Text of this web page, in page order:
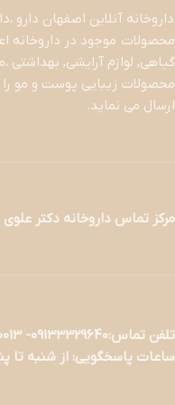
داروخانه آنلاین اصفهان دارو
محصولات موجود در داروخانه
گیاهی, لوازم آرایشی,
محصولات زیبایی پوست و مو
ارسال می نماید.
مرکز تماس داروخانه دکتر علوی
تلفن تماس:09133329640- 03137390013
ساعات پاسخگویی: از شنبه تا پنجشنبه 9 صبح الی